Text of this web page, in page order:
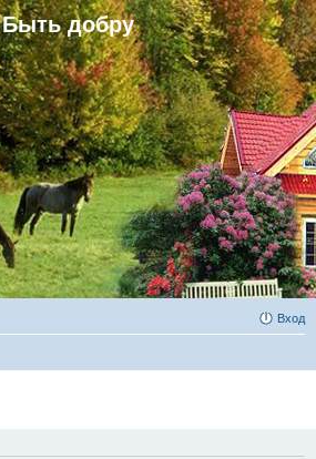
Быть добру
Вход